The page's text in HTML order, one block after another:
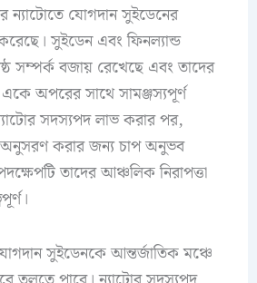
ন্যাটোতে যোগদান সুইডেনের
করেছে। সুইডেন এবং ফিনল্যান্ড
সম্পর্ক বজায় রেখেছে এবং তাদের
একে অপরের সাথে সামঞ্জস্যপূর্ণ
সদস্যপদ লাভ করার পর,
করার জন্য চাপ অনুভব
তাদের আঞ্চলিক নিরাপত্তা
সুইডেনকে আন্তর্জাতিক মঞ্চে